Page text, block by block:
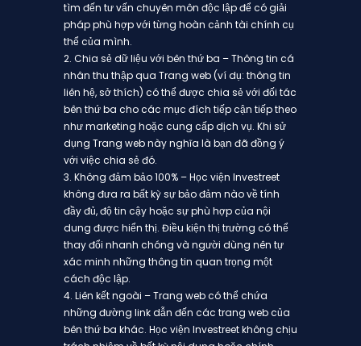
tìm đến tư vấn chuyên môn độc lập để có giải
pháp phù hợp với từng hoàn cảnh tài chính cụ
thể của mình.
2. Chia sẻ dữ liệu với bên thứ ba – Thông tin cá
nhân thu thập qua Trang web (ví dụ: thông tin
liên hệ, sở thích) có thể được chia sẻ với đối tác
bên thứ ba cho các mục đích tiếp cận tiếp theo
như marketing hoặc cung cấp dịch vụ. Khi sử
dụng Trang web này nghĩa là bạn đã đồng ý
với việc chia sẻ đó.
3. Không đảm bảo 100% – Học viện Investreet
không đưa ra bất kỳ sự bảo đảm nào về tính
đầy đủ, độ tin cậy hoặc sự phù hợp của nội
dung được hiển thị. Điều kiện thị trường có thể
thay đổi nhanh chóng và người dùng nên tự
xác minh những thông tin quan trọng một
cách độc lập.
4. Liên kết ngoài – Trang web có thể chứa
những đường link dẫn đến các trang web của
bên thứ ba khác. Học viện Investreet không chịu